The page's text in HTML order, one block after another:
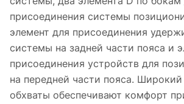
присоединения системы
элемент для присоединения
системы на задней части пояса и
присоединения устройств для
на передней части пояса.
обхваты обеспечивают комфорт